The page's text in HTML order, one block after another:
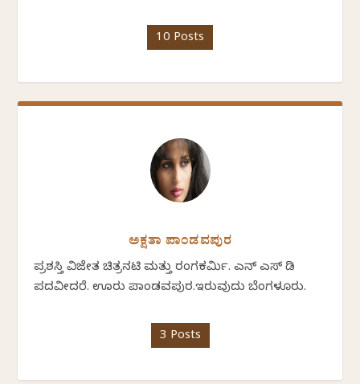
10 Posts
ಅಕ್ಷತಾ ಪಾಂಡವಪುರ
ಪ್ರಶಸ್ತಿ ವಿಜೇತ ಚಿತ್ರನಟಿ ಮತ್ತು ರಂಗಕರ್ಮಿ. ಎನ್ ಎಸ್ ಡಿ
ಪದವೀದರೆ. ಊರು ಪಾಂಡವಪುರ.ಇರುವುದು ಬೆಂಗಳೂರು.
3 Posts